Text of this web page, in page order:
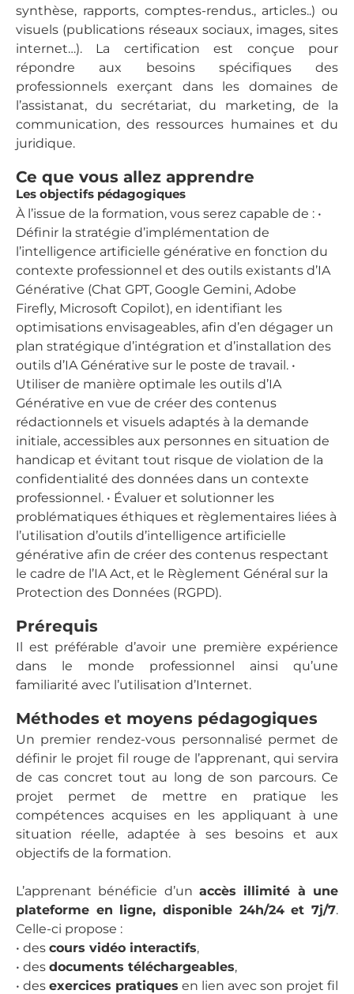
synthèse, rapports, comptes-rendus., articles..) ou
visuels (publications réseaux sociaux, images, sites
internet…). La certification est conçue pour
répondre aux besoins spécifiques des
professionnels exerçant dans les domaines de
l’assistanat, du secrétariat, du marketing, de la
communication, des ressources humaines et du
juridique.
Ce que vous allez apprendre
Les objectifs pédagogiques
À l’issue de la formation, vous serez capable de : •
Définir la stratégie d’implémentation de
l’intelligence artificielle générative en fonction du
contexte professionnel et des outils existants d’IA
Générative (Chat GPT, Google Gemini, Adobe
Firefly, Microsoft Copilot), en identifiant les
optimisations envisageables, afin d’en dégager un
plan stratégique d’intégration et d’installation des
outils d’IA Générative sur le poste de travail. •
Utiliser de manière optimale les outils d’IA
Générative en vue de créer des contenus
rédactionnels et visuels adaptés à la demande
initiale, accessibles aux personnes en situation de
handicap et évitant tout risque de violation de la
confidentialité des données dans un contexte
professionnel. • Évaluer et solutionner les
problématiques éthiques et règlementaires liées à
l’utilisation d’outils d’intelligence artificielle
générative afin de créer des contenus respectant
le cadre de l’IA Act, et le Règlement Général sur la
Protection des Données (RGPD).
Prérequis
Il est préférable d’avoir une première expérience
dans le monde professionnel ainsi qu’une
familiarité avec l’utilisation d’Internet.
Méthodes et moyens pédagogiques
Un premier rendez-vous personnalisé permet de
définir le projet fil rouge de l’apprenant, qui servira
de cas concret tout au long de son parcours. Ce
projet permet de mettre en pratique les
compétences acquises en les appliquant à une
situation réelle, adaptée à ses besoins et aux
objectifs de la formation.
L’apprenant bénéficie d’un accès illimité à une
plateforme en ligne, disponible 24h/24 et 7j/7.
Celle-ci propose :
• des cours vidéo interactifs,
• des documents téléchargeables,
• des exercices pratiques en lien avec son projet fil